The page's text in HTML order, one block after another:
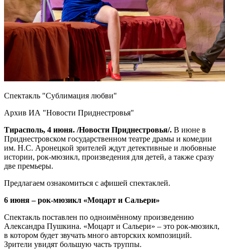
Спектакль "Сублимация любви"
Архив ИА "Новости Приднестровья"
Тирасполь, 4 июня. /Новости Приднестровья/. В июне в
Приднестровском государственном театре драмы и комедии
им. Н.С. Аронецкой зрителей ждут детективные и любовные
истории, рок-мюзикл, произведения для детей, а также сразу
две премьеры.
Предлагаем ознакомиться с афишей спектаклей.
6 июня – рок-мюзикл «Моцарт и Сальери»
Спектакль поставлен по одноимённому произведению
Александра Пушкина. «Моцарт и Сальери» – это рок-мюзикл,
в котором будет звучать много авторских композиций.
Зрители увидят большую часть труппы.